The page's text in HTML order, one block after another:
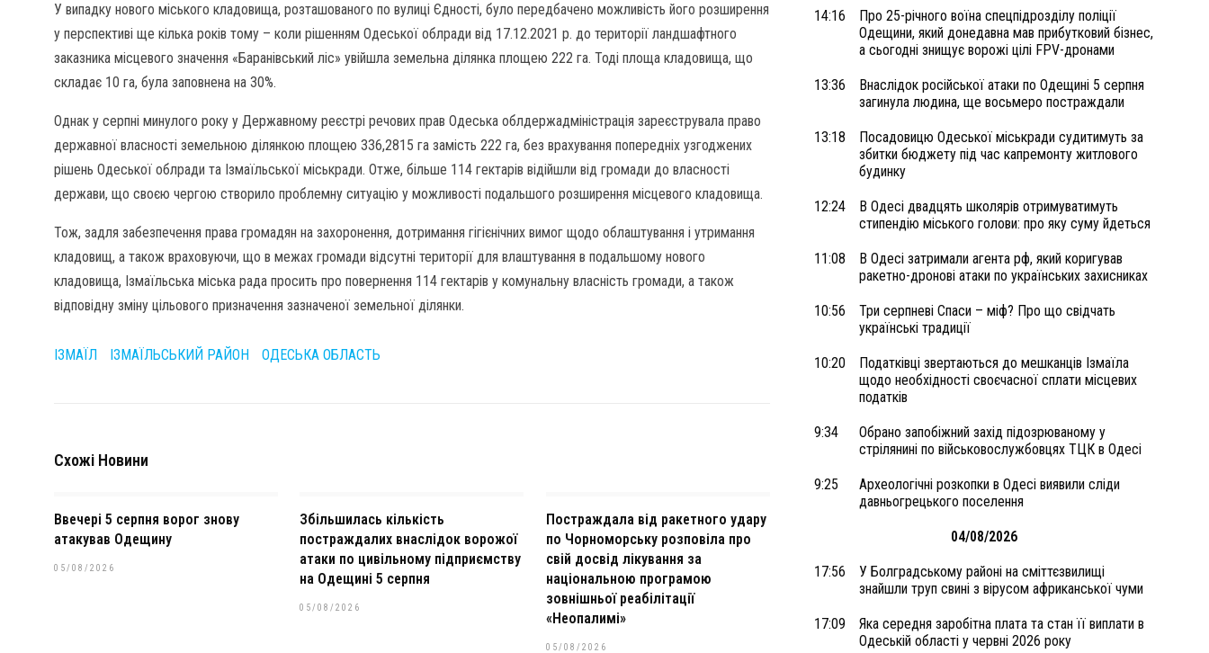
У випадку нового міського кладовища, розташованого по вулиці Єдності, було передбачено можливість його розширення
у перспективі ще кілька років тому – коли рішенням Одеської облради від 17.12.2021 р. до території ландшафтного
заказника місцевого значення «Баранівський ліс» увійшла земельна ділянка площею 222 га. Тоді площа кладовища, що
складає 10 га, була заповнена на 30%.
Однак у серпні минулого року у Державному реєстрі речових прав Одеська облдержадміністрація зареєструвала право
державної власності земельною ділянкою площею 336,2815 га замість 222 га, без врахування попередніх узгоджених
рішень Одеської облради та Ізмаїльської міськради. Отже, більше 114 гектарів відійшли від громади до власності
держави, що своєю чергою створило проблемну ситуацію у можливості подальшого розширення місцевого кладовища.
Тож, задля забезпечення права громадян на захоронення, дотримання гігієнічних вимог щодо облаштування і утримання
кладовищ, а також враховуючи, що в межах громади відсутні території для влаштування в подальшому нового
кладовища, Ізмаїльська міська рада просить про повернення 114 гектарів у комунальну власність громади, а також
відповідну зміну цільового призначення зазначеної земельної ділянки.
ІЗМАЇЛ ІЗМАЇЛЬСЬКИЙ РАЙОН ОДЕСЬКА ОБЛАСТЬ
Схожі Новини
Ввечері 5 серпня ворог знову
атакував Одещину
05/08/2026
Збільшилась кількість
постраждалих внаслідок ворожої
атаки по цивільному підприємству
на Одещині 5 серпня
05/08/2026
Постраждала від ракетного удару
по Чорноморську розповіла про
свій досвід лікування за
національною програмою
зовнішньої реабілітації
«Неопалимі»
05/08/2026
14:16
Про 25-річного воїна спецпідрозділу поліції
Одещини, який донедавна мав прибутковий бізнес,
а сьогодні знищує ворожі цілі FPV-дронами
13:36
Внаслідок російської атаки по Одещині 5 серпня
загинула людина, ще восьмеро постраждали
13:18
Посадовицю Одеської міськради судитимуть за
збитки бюджету під час капремонту житлового
будинку
12:24
В Одесі двадцять школярів отримуватимуть
стипендію міського голови: про яку суму йдеться
11:08
В Одесі затримали агента рф, який коригував
ракетно-дронові атаки по українських захисниках
10:56
Три серпневі Спаси – міф? Про що свідчать
українські традиції
10:20
Податківці звертаються до мешканців Ізмаїла
щодо необхідності своєчасної сплати місцевих
податків
9:34
Обрано запобіжний захід підозрюваному у
стрілянині по військовослужбовцях ТЦК в Одесі
9:25
Археологічні розкопки в Одесі виявили сліди
давньогрецького поселення
04/08/2026
17:56
У Болградському районі на сміттєзвилищі
знайшли труп свині з вірусом африканської чуми
17:09
Яка середня заробітна плата та стан її виплати в
Одеській області у червні 2026 року